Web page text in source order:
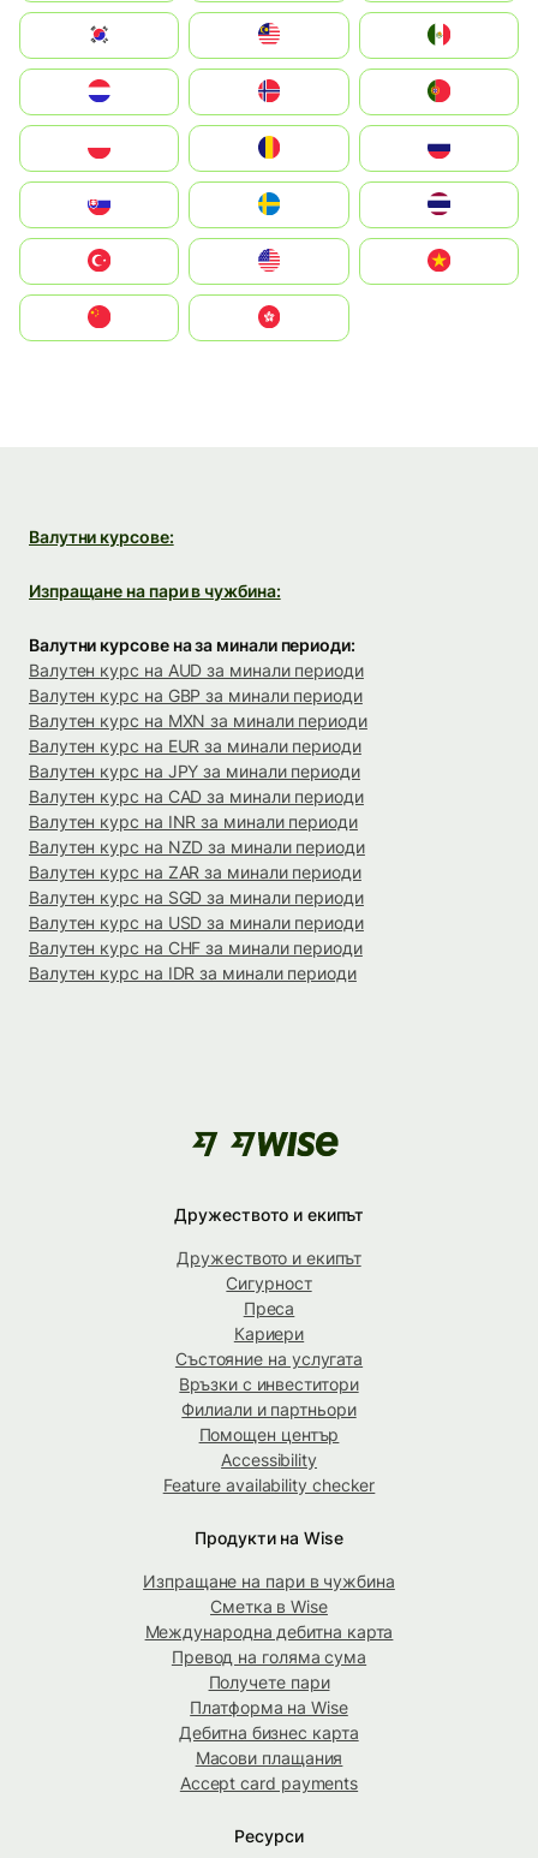
South Korea
United States
中國香港特別行政區
Валутни курсове:
Изпращане на пари в чужбина:
Валутни курсове на за минали периоди:
Валутен курс на AUD за минали периоди
Валутен курс на GBP за минали периоди
Валутен курс на MXN за минали периоди
Валутен курс на EUR за минали периоди
Валутен курс на JPY за минали периоди
Валутен курс на CAD за минали периоди
Валутен курс на INR за минали периоди
Валутен курс на NZD за минали периоди
Валутен курс на ZAR за минали периоди
Валутен курс на SGD за минали периоди
Валутен курс на USD за минали периоди
Валутен курс на CHF за минали периоди
Валутен курс на IDR за минали периоди
Дружеството и екипът
Дружеството и екипът
Сигурност
Преса
Кариери
Състояние на услугата
Връзки с инвеститори
Филиали и партньори
Помощен център
Accessibility
Feature availability checker
Продукти на Wise
Изпращане на пари в чужбина
Сметка в Wise
Международна дебитна карта
Превод на голяма сума
Получете пари
Платформа на Wise
Дебитна бизнес карта
Масови плащания
Accept card payments
Ресурси